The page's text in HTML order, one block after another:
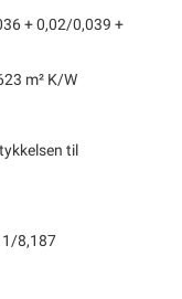
+ 0,02/0,039 +
m² K/W
til
1/8,187